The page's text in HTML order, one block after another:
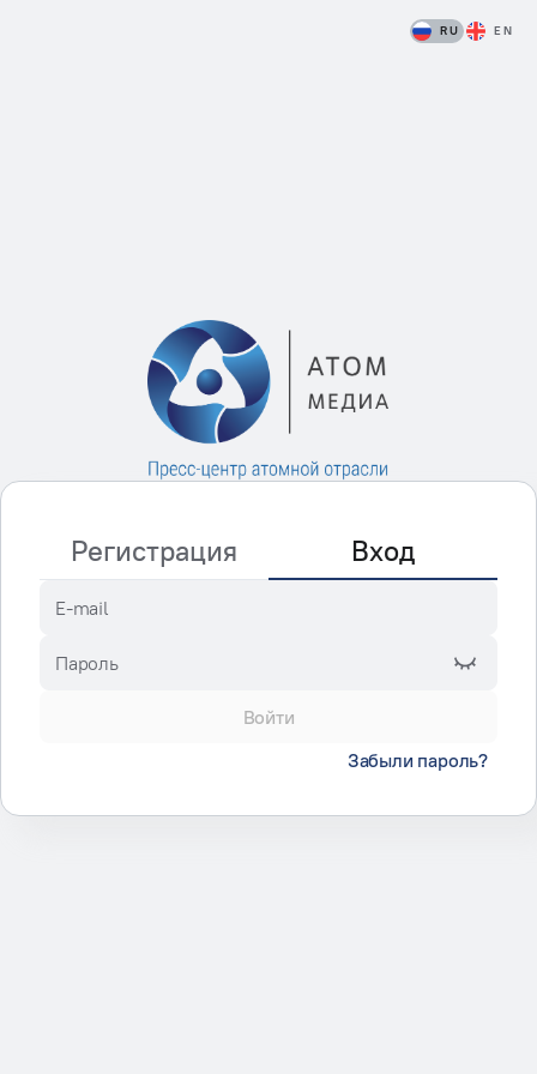
RU EN
Регистрация Вход
E-mail
Пароль
Войти
Забыли пароль?